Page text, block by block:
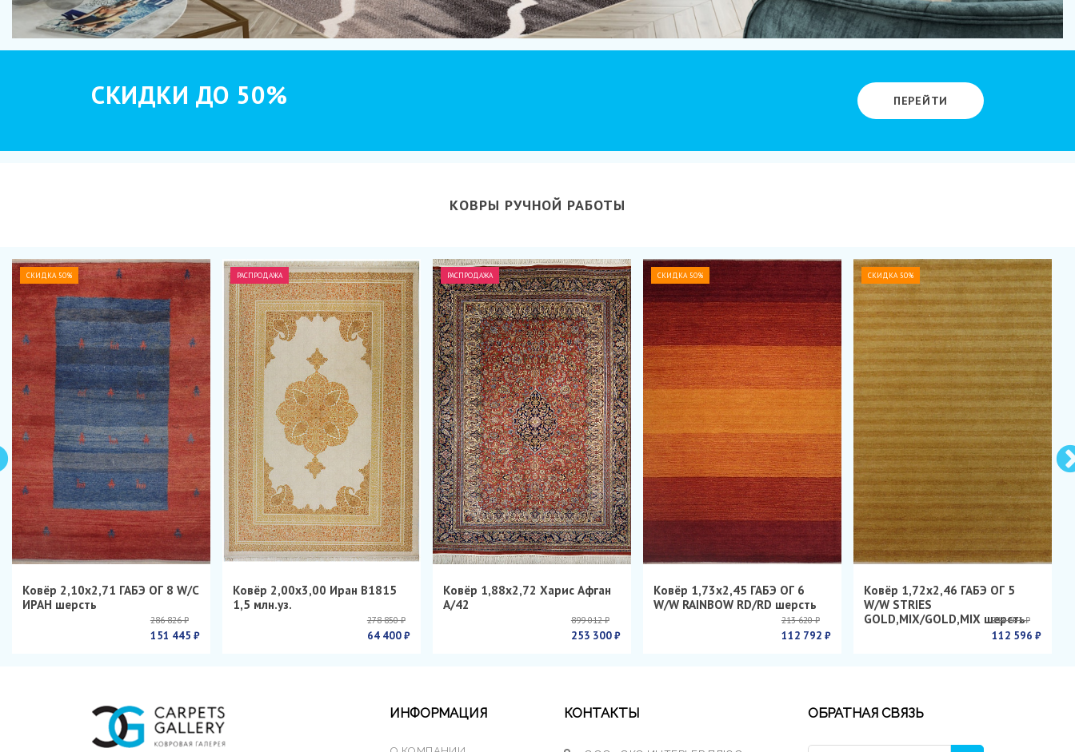
СКИДКИ ДО 50% ПЕРЕЙТИ
КОВРЫ РУЧНОЙ РАБОТЫ
СКИДКА 50%
Ковёр 2,10х2,71 ГАБЭ ОГ 8 W/C
ИРАН шерсть
286 826 ₽
151 445 ₽
РАСПРОДАЖА
Ковёр 2,00х3,00 Иран B1815
1,5 млн.уз.
278 850 ₽
64 400 ₽
РАСПРОДАЖА
Ковёр 1,88х2,72 Харис Афган
А/42
899 012 ₽
253 300 ₽
СКИДКА 50%
Ковёр 1,73х2,45 ГАБЭ ОГ 6
W/W RAINBOW RD/RD шерсть
213 620 ₽
112 792 ₽
СКИДКА 50%
Ковёр 1,72х2,46 ГАБЭ ОГ 5
W/W STRIES
GOLD,MIX/GOLD,MIX шерсть
214 603 ₽
112 596 ₽
ИНФОРМАЦИЯ КОНТАКТЫ ОБРАТНАЯ СВЯЗЬ